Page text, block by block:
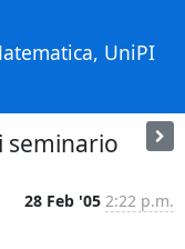
UniPI
seminario
28 Feb '05 2:22 p.m.